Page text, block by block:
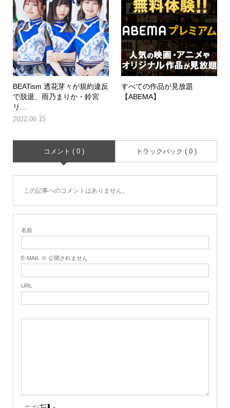
BEATism 透花芽々が規約違反
で脱退、雨乃まりか・鈴宮
リ...
2022.06.15
すべての作品が見放題
【ABEMA】
コメント ( 0 ) トラックバック ( 0 )
この記事へのコメントはありません。
名前
E-MAIL ※ 公開されません
URL